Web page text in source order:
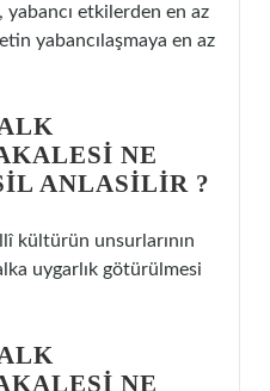
yabancı etkilerden en az
yabancılaşmaya en az
NE
ANLASILIR ?
kültürün unsurlarının
uygarlık götürülmesi
NE